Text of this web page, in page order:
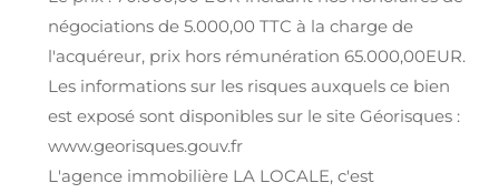
négociations de 5.000,00 TTC à la charge de
l'acquéreur, prix hors rémunération 65.000,00EUR.
Les informations sur les risques auxquels ce bien
est exposé sont disponibles sur le site Géorisques :
www.georisques.gouv.fr
L'agence immobilière LA LOCALE, c'est